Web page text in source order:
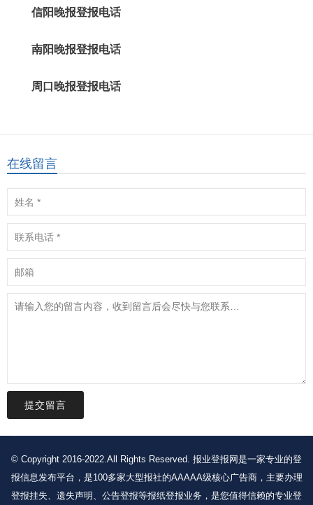
信阳晚报登报电话
南阳晚报登报电话
周口晚报登报电话
在线留言
提交留言
© Copyright 2016-2022.All Rights Reserved. 报业登报网是一家专业的登
报信息发布平台，是100多家大型报社的AAAAA级核心广告商，主要办理
登报挂失、遗失声明、公告登报等报纸登报业务，是您值得信赖的专业登